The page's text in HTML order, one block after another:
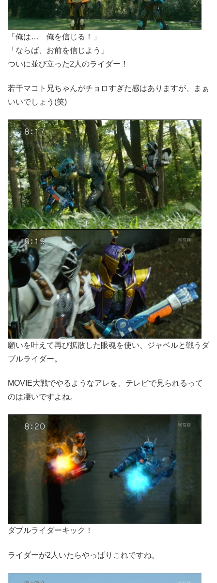
「俺は… 俺を信じる！」
「ならば、お前を信じよう」
ついに並び立った2人のライダー！
若干マコト兄ちゃんがチョロすぎた感はありますが、まぁ
いいでしょう(笑)
願いを叶えて再び拡散した眼魂を使い、ジャベルと戦うダ
ブルライダー。
MOVIE大戦でやるようなアレを、テレビで見られるって
のは凄いですよね。
ダブルライダーキック！
ライダーが2人いたらやっぱりこれですね。